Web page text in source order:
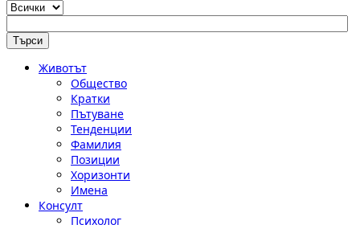
Животът
Общество
Кратки
Пътуване
Тенденции
Фамилия
Позиции
Хоризонти
Имена
Консулт
Психолог